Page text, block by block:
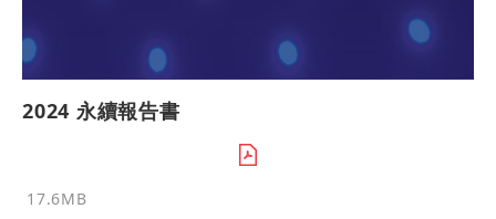
2024 永續報告書
17.6MB